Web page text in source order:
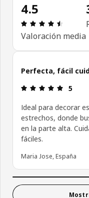
4.5
Valoración media
Omitir las opiniones de
Perfecta, fácil
5
Ideal para decorar
estrechos, donde
en la parte alta.
fáciles.
Maria Jose, España